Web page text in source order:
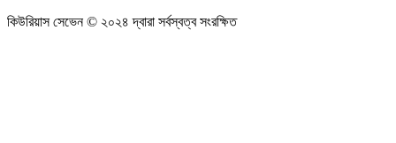
কিউরিয়াস সেভেন © ২০২৪ দ্বারা সর্বস্বত্ব সংরক্ষিত